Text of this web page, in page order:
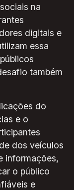
na
digitais e
essa
também
do
e o
dos veículos
informações,
o público
e